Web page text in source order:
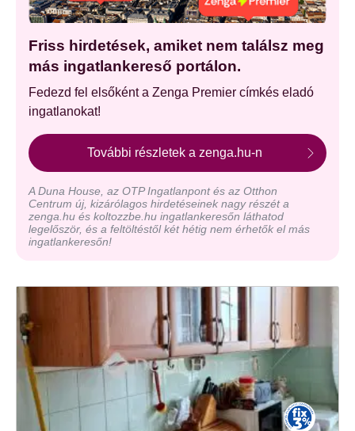
Friss hirdetések, amiket nem találsz meg
más ingatlankereső portálon.
Fedezd fel elsőként a Zenga Premier címkés eladó
ingatlanokat!
További részletek a zenga.hu-n
A Duna House, az OTP Ingatlanpont és az Otthon
Centrum új, kizárólagos hirdetéseinek nagy részét a
zenga.hu és koltozzbe.hu ingatlankeresőn láthatod
legelőször, és a feltöltéstől két hétig nem érhetők el más
ingatlankeresőn!